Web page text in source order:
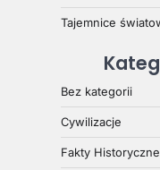
Tajemnice
Bez kategorii
Cywilizacje
Fakty Historyczne